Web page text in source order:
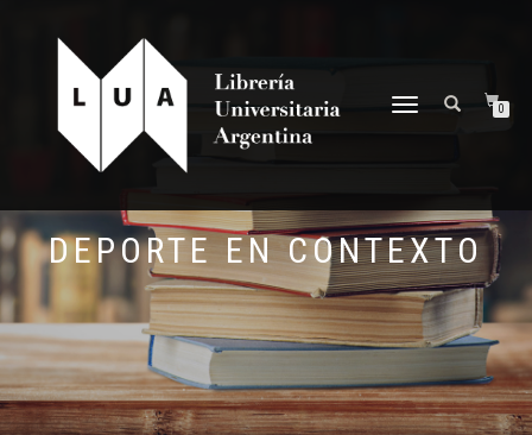
NAVEGACIÓN
0
DEPORTE EN CONTEXTO